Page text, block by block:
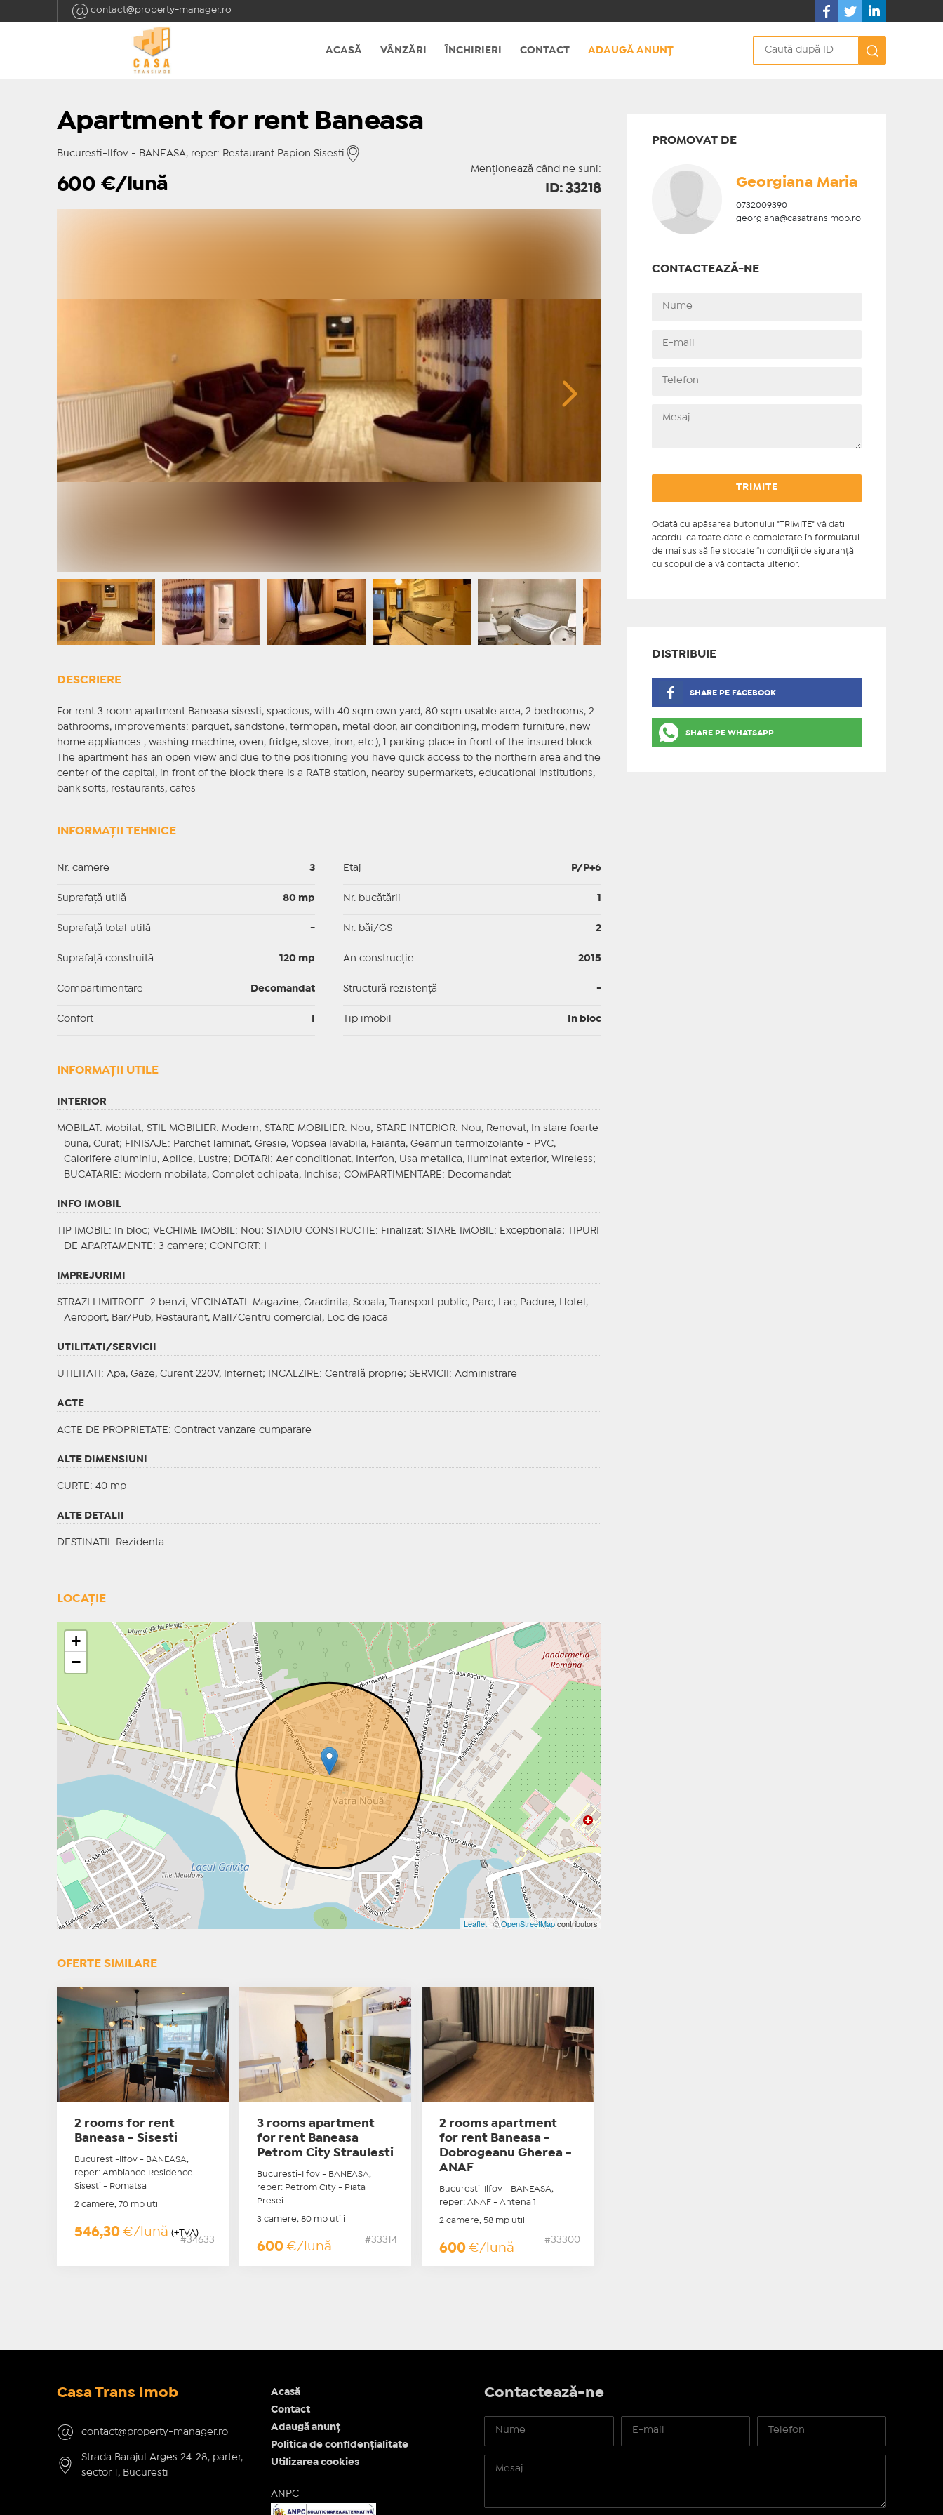
contact@property-manager.ro
ACASĂ VÂNZĂRI ÎNCHIRIERI CONTACT ADAUGĂ ANUNȚ
Apartment for rent Baneasa
Bucuresti-Ilfov - BANEASA, reper: Restaurant Papion Sisesti
Menționează când ne suni:
600 €/lună ID: 33218
DESCRIERE
For rent 3 room apartment Baneasa sisesti, spacious, with 40 sqm own yard, 80 sqm usable area, 2 bedrooms, 2
bathrooms, improvements: parquet, sandstone, termopan, metal door, air conditioning, modern furniture, new
home appliances , washing machine, oven, fridge, stove, iron, etc.), 1 parking place in front of the insured block.
The apartment has an open view and due to the positioning you have quick access to the northern area and the
center of the capital, in front of the block there is a RATB station, nearby supermarkets, educational institutions,
bank softs, restaurants, cafes
INFORMAȚII TEHNICE
Nr. camere 3
Suprafaţă utilă 80 mp
Suprafaţă total utilă -
Suprafaţă construită 120 mp
Compartimentare Decomandat
Confort
Etaj P/P+6
Nr. bucătării
Nr. băi/GS 2
An construcție 2015
Structură rezistență -
Tip imobil In bloc
INFORMAŢII UTILE
INTERIOR
MOBILAT : Mobilat; STIL MOBILIER: Modern; STARE MOBILIER: Nou; STARE INTERIOR: Nou, Renovat, In stare foarte
buna, Curat; FINISAJE : Parchet laminat, Gresie, Vopsea lavabila, Faianta, Geamuri termoizolante - PVC,
Calorifere aluminiu, Aplice, Lustre;
DOTARI : Aer conditionat, Interfon, Usa metalica, Iluminat exterior, Wireless;
BUCATARIE : Modern mobilata, Complet echipata, Inchisa; COMPARTIMENTARE : Decomandat
INFO IMOBIL
TIP IMOBIL : In bloc; VECHIME IMOBIL : Nou; STADIU CONSTRUCTIE : Finalizat; STARE IMOBIL : Exceptionala;
TIPURI
DE APARTAMENTE : 3 camere; CONFORT : I
IMPREJURIMI
STRAZI LIMITROFE : 2 benzi; VECINATATI
: Magazine, Gradinita, Scoala, Transport public, Parc, Lac, Padure, Hotel,
Aeroport, Bar/Pub, Restaurant, Mall/Centru comercial, Loc de joaca
UTILITATI/SERVICII
UTILITATI : Apa, Gaze, Curent 220V, Internet; INCALZIRE : Centrală proprie; SERVICII : Administrare
ACTE
ACTE DE PROPRIETATE : Contract vanzare cumparare
ALTE DIMENSIUNI
CURTE: 40 mp
ALTE DETALII
DESTINATII : Rezidenta
LOCAȚIE
+
−
Leaflet| ©OpenStreetMapcontributors
PROMOVAT DE
Georgiana Maria
0732009390
georgiana@casatransimob.ro
CONTACTEAZĂ-NE
Odată cu apăsarea butonului "TRIMITE" vă daţi
acordul ca toate datele completate în formularul
de mai sus să fie stocate în condiţii de siguranţă
cu scopul de a vă contacta ulterior.
DISTRIBUIE
SHARE PE FACEBOOK
SHARE PE WHATSAPP
OFERTE SIMILARE
2 rooms for rent
Baneasa - Sisesti
Bucuresti-Ilfov - BANEASA,
reper: Ambiance Residence -
Sisesti - Romatsa
2 camere, 70 mp utili
546,30 €/lună (+TVA)
#34633
3 rooms apartment
for rent Baneasa
Petrom City Straulesti
Bucuresti-Ilfov - BANEASA,
reper: Petrom City - Piata
Presei
3 camere, 80 mp utili
600€/lună
#33314
2 rooms apartment
for rent Baneasa -
Dobrogeanu Gherea -
ANAF
Bucuresti-Ilfov - BANEASA,
reper: ANAF - Antena 1
2 camere, 58 mp utili
600€/lună
#33300
Casa Trans Imob
contact@property-manager.ro
Strada Barajul Arges 24-28, parter,
sector 1, Bucuresti
Acasă
Contact
Adaugă anunț
Politica de confidențialitate
Utilizarea cookies
ANPC
Contactează-ne